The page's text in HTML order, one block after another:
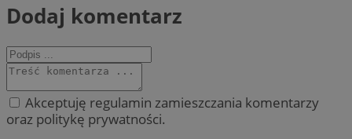
Dodaj komentarz
Akceptuję regulamin zamieszczania komentarzy
oraz politykę prywatności.